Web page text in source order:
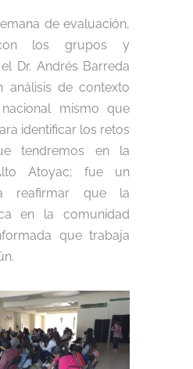
de evaluación,
los grupos y
Dr. Andrés Barreda
análisis de contexto
mismo que
identificar los retos
tendremos en la
Atoyac; fue un
reafirmar que la
en la comunidad
que trabaja